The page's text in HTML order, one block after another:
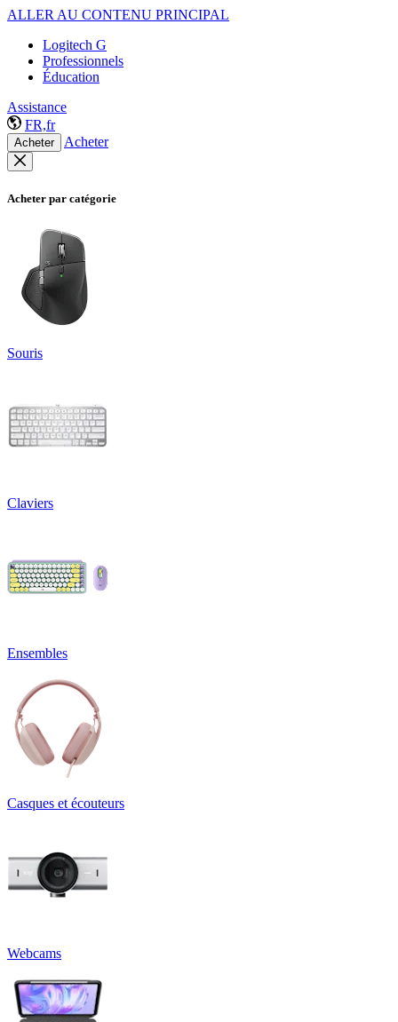
ALLER AU CONTENU PRINCIPAL
Logitech G
Professionnels
Éducation
Assistance
FR,fr
Acheter Acheter
Acheter par catégorie
Souris
Claviers
Ensembles
Casques et écouteurs
Webcams